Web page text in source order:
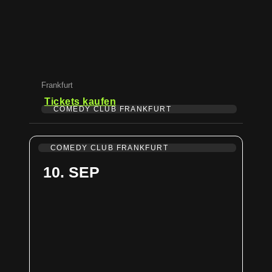
Frankfurt
Tickets kaufen
COMEDY CLUB FRANKFURT
COMEDY CLUB FRANKFURT
10. SEP